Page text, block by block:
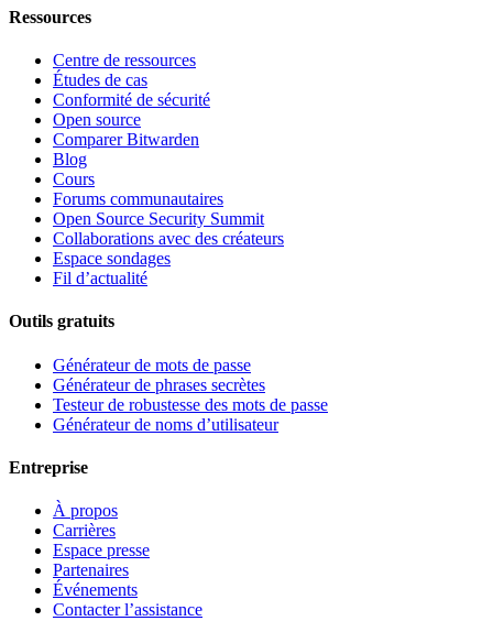
Ressources
Centre de ressources
Études de cas
Conformité de sécurité
Open source
Comparer Bitwarden
Blog
Cours
Forums communautaires
Open Source Security Summit
Collaborations avec des créateurs
Espace sondages
Fil d’actualité
Outils gratuits
Générateur de mots de passe
Générateur de phrases secrètes
Testeur de robustesse des mots de passe
Générateur de noms d’utilisateur
Entreprise
À propos
Carrières
Espace presse
Partenaires
Événements
Contacter l’assistance